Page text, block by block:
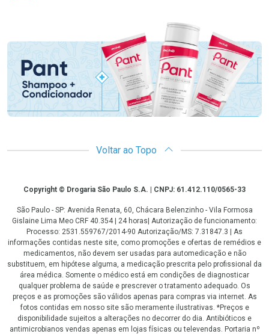
Promoção em Destaque
Voltar ao Topo
CopyrightCopyright © Drogaria São Paulo S.A. | CNPJ: 61.412.110/0565-33
São Paulo - SP: Avenida Renata, 60, Chácara Belenzinho - Vila Formosa
Gislaine Lima Meo CRF 40.354 | 24 horas| Autorização de funcionamento:
Processo: 2531.559767/2014-90 Autorização/MS: 7.31847.3 | As
informações contidas neste site, como promoções e ofertas de remédios e
medicamentos, não devem ser usadas para automedicação e não
substituem, em hipótese alguma, a medicação prescrita pelo profissional da
área médica. Somente o médico está em condições de diagnosticar
qualquer problema de saúde e prescrever o tratamento adequado. Os
preços e as promoções são válidos apenas para compras via internet. As
fotos contidas em nosso site são meramente ilustrativas. *Preços e
disponibilidade sujeitos a alterações no decorrer do dia. Antibióticos e
antimicrobianos vendas apenas em lojas físicas ou televendas. Portaria nº